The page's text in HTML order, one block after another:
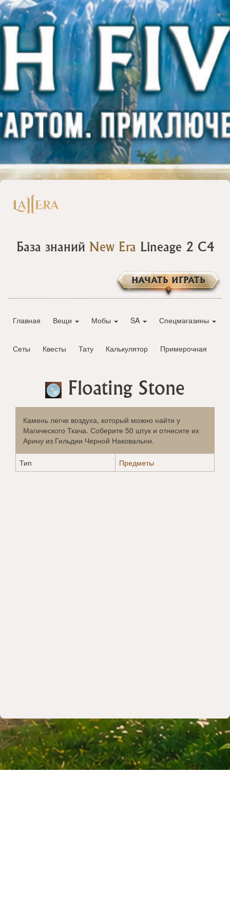
База знаний New Era Lineage 2 C4
НАЧАТЬ ИГРАТЬ
Главная Вещи Мобы SA Спецмагазины
Сеты Квесты Тату Калькулятор Примерочная
Floating Stone
Камень легче воздуха, который можно найти у
Магического Ткача. Соберите 50 штук и отнесите их
Арину из Гильдии Черной Наковальни.
Тип Предметы